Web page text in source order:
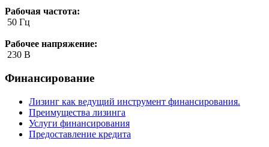
Рабочая частота:
50 Гц
Рабочее напряжение:
230 В
Финансирование
Лизинг как ведущий инструмент финансирования.
Преимущества лизинга
Услуги финансирования
Предоставление кредита